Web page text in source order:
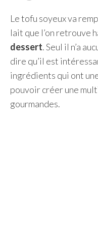
Le tofu soyeux va
lait que l’on retrouve
dessert. Seul il n’a
dire qu’il est
ingrédients qui ont
pouvoir créer une
gourmandes.